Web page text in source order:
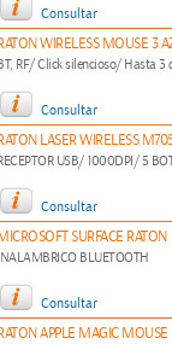
Consultar
WIRELESS MOUSE 3
RF/ Click silencioso/ Hasta
Consultar
LASER WIRELESS
USB/ 1000DPI/ 5
Consultar
SURFACE RATON
BLUETOOTH
Consultar
APPLE MAGIC